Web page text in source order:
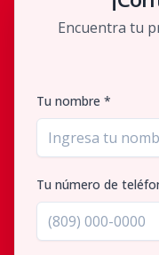
Encuentra tu
Tu nombre *
Tu número de